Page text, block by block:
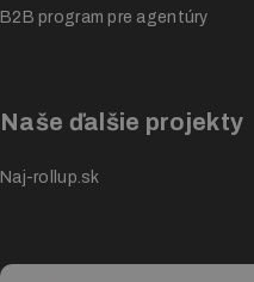
B2B program pre agentúry
Naše ďalšie projekty
Naj-rollup.sk